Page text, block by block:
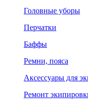
Головные уборы
Перчатки
Баффы
Ремни, пояса
Аксессуары для
Ремонт